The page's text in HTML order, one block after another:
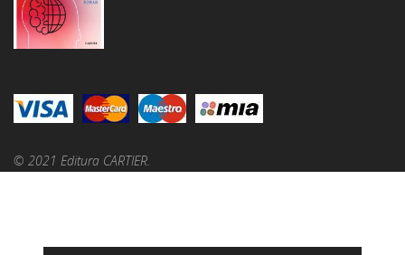
© 2021 Editura CARTIER.